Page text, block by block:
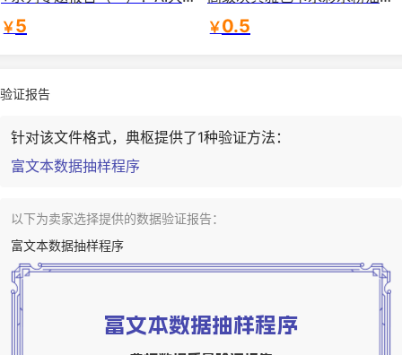
测算-国信证券
￥5 ￥0.5
验证报告
针对该文件格式，典枢提供了1种验证方法：
富文本数据抽样程序
以下为卖家选择提供的数据验证报告：
富文本数据抽样程序
富文本数据抽样程序